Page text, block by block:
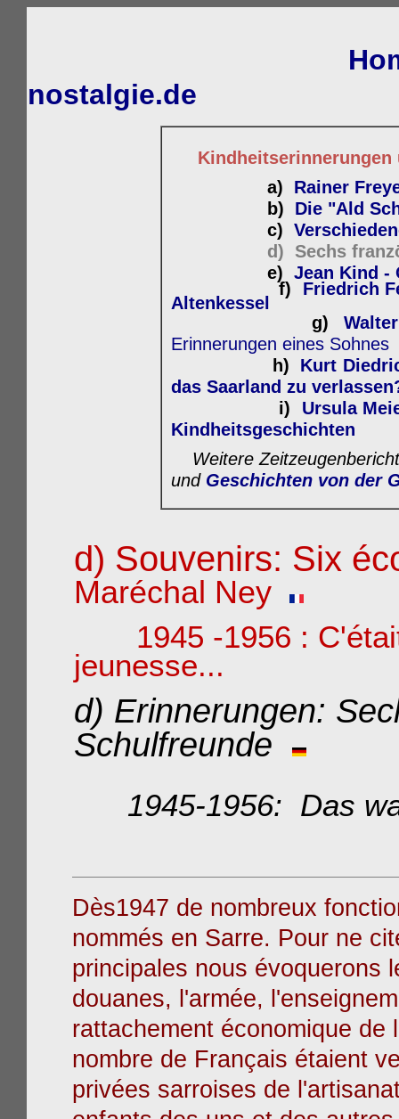
nostalgie.de
Kindheitserinnerungen
a) Rainer
b)
Die "Ald
c)
d)
Sechs
e) Jean Kind -
f)
Friedrich
Altenkessel
g)
Erinnerungen eines Sohnes
h) Kurt
das Saarland zu
i)
Ursula
Kindheitsgeschichten
Weitere
und Geschichten von der
d) Souvenirs: Six
Maréchal Ney
1945 -1956 :
jeunesse...
d) Erinnerungen:
Schulfreunde
1945-1956: Das
Dès1947 de nombreux
nommés en Sarre. Pour ne
principales nous évoquerons
douanes, l'armée,
rattachement économique
nombre de Français étaient
privées sarroises de